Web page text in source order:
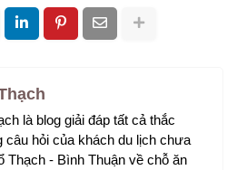
là blog giải đáp tất cả thắc
câu hỏi của khách du lịch chưa
Thạch - Bình Thuận về chỗ ăn